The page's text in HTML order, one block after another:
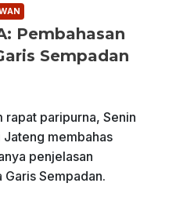
Pembahasan
Sempadan
rapat paripurna, Senin
membahas
penjelasan
Sempadan.